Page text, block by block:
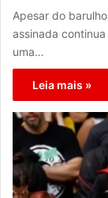
Apesar do
assinada
uma…
Leia mais »